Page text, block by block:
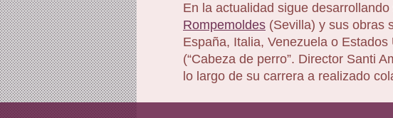
En la actualidad sigue
Rompemoldes (Sevilla) y sus obras
España, Italia, Venezuela o
(“Cabeza de perro”. Director Santi
lo largo de su carrera a realizado